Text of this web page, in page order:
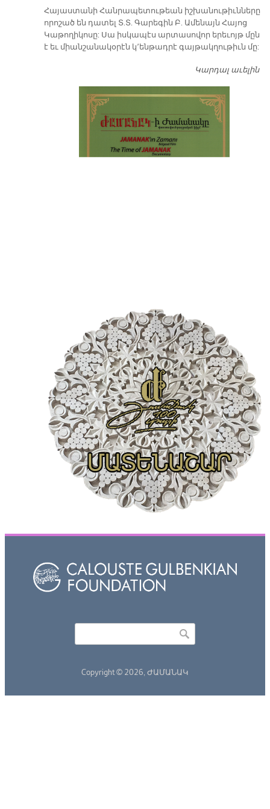
​Հայաստանի Հանրապետութեան իշխանութիւնները
որոշած են դատել Տ.Տ. Գարեգին Բ. Ամենայն Հայոց
Կաթողիկոսը: Սա իսկապէս արտասովոր երեւոյթ մըն
է եւ միանշանակօրէն կ՚ենթադրէ գայթակղութիւն մը:
Կարդալ աւելին
Copyright © 2026, ԺԱՄԱՆԱԿ